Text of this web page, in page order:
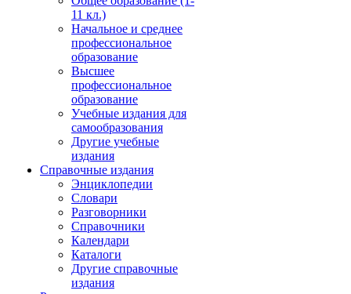
11 кл.)
Начальное и среднее
профессиональное
образование
Высшее
профессиональное
образование
Учебные издания для
самообразования
Другие учебные
издания
Справочные издания
Энциклопедии
Словари
Разговорники
Справочники
Календари
Каталоги
Другие справочные
издания